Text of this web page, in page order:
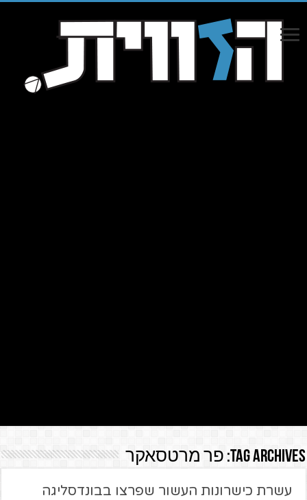
Tag Archives: פר מרטסאקר
עשרת כישרונות העשור שפרצו בבונדסליגה